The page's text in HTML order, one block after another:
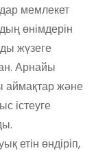
мемлекет
өнімдерін
жүзеге
Арнайы
аймақтар және
істеуге
етін өндіріп,